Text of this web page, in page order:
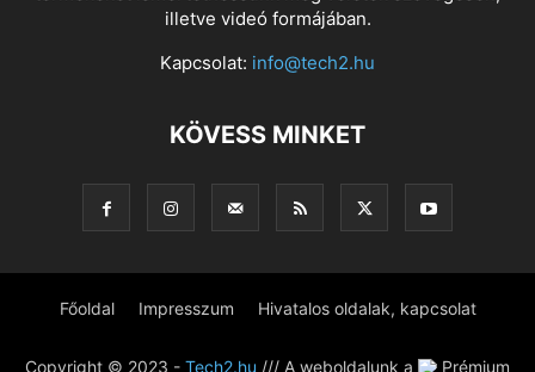
illetve videó formájában.
Kapcsolat: info@tech2.hu
KÖVESS MINKET
Főoldal Impresszum Hivatalos oldalak, kapcsolat
Copyright © 2023 - Tech2.hu /// A weboldalunk a Prémium